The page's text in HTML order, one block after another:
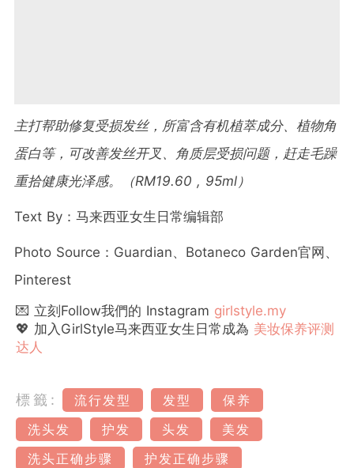
主打帮助修复受损发丝，所富含有机植萃成分、植物角
蛋白等，可改善发丝开叉、角质层受损问题，赶走毛躁
重拾健康光泽感。（RM19.60 , 95ml）
Text By：马来西亚女生日常编辑部
Photo Source：Guardian、Botaneco Garden官网、
Pinterest
💌 立刻Follow我們的 Instagram girlstyle.my
💖 加入GirlStyle马来西亚女生日常成為 美妆保养评测
达人
標籤: 流行发型 发型
保养
洗头发
护发 头发
美发
洗头正确步骤
护发正确步骤